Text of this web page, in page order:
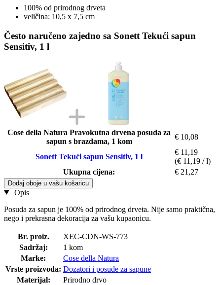
100% od prirodnog drveta
veličina: 10,5 x 7,5 cm
Često naručeno zajedno sa Sonett Tekući sapun
Sensitiv, 1 l
Cose della Natura Pravokutna drvena posuda za
sapun s brazdama, 1 kom
€ 10,08
Sonett Tekući sapun Sensitiv, 1 l
€ 11,19
(€ 11,19 / l)
Ukupna cijena:
€ 21,27
Dodaj oboje u vašu košaricu
Opis
Posuda za sapun je 100% od prirodnog drveta. Nije samo praktična,
nego i prekrasna dekoracija za vašu kupaonicu.
Br. proiz.
XEC-CDN-WS-773
Sadržaj:
1 kom
Marke:
Cose della Natura
Vrste proizvoda: Dozatori i posude za sapune
Materijal:
Prirodno drvo